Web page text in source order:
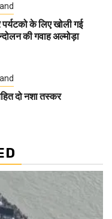
के लिए खोली गई
की गवाह अल्मोड़ा
दो नशा तस्कर